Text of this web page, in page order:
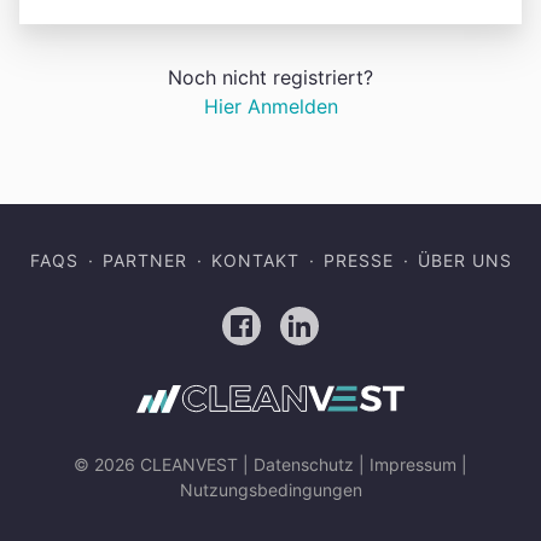
Noch nicht registriert?
Hier Anmelden
FAQS PARTNER KONTAKT PRESSE ÜBER UNS
FacebookLinkedIn
© 2026 CLEANVEST | Datenschutz Impressum
Nutzungsbedingungen